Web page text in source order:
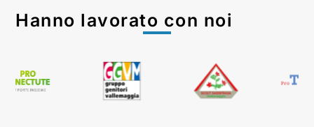
Hanno lavorato con noi